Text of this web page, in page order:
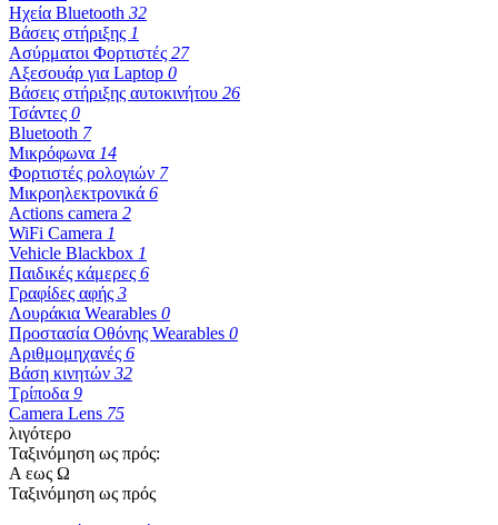
Ηχεία Bluetooth 32
Βάσεις στήριξης 1
Ασύρματοι Φορτιστές 27
Αξεσουάρ για Laptop 0
Βάσεις στήριξης αυτοκινήτου 26
Τσάντες 0
Bluetooth 7
Μικρόφωνα 14
Φορτιστές ρολογιών 7
Μικροηλεκτρονικά 6
Actions camera 2
WiFi Camera 1
Vehicle Blackbox 1
Παιδικές κάμερες 6
Γραφίδες αφής 3
Λουράκια Wearables 0
Προστασία Οθόνης Wearables 0
Αριθμομηχανές 6
Βάση κινητών 32
Τρίποδα 9
Camera Lens 75
λιγότερο
Ταξινόμηση ως πρός:
Α εως Ω
Ταξινόμηση ως πρός